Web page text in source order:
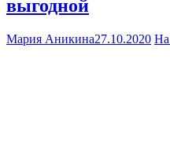
выгодной
Мария Аникина27.10.2020 На